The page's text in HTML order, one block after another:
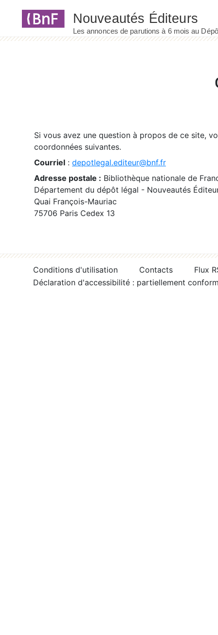
Si vous avez une question à propos de ce site,
coordonnées suivantes.
Courriel : depotlegal.editeur@bnf.fr
Adresse postale : Bibliothèque nationale de
Département du dépôt légal - Nouveautés
Quai François-Mauriac
75706 Paris Cedex 13
Conditions d'utilisation Contacts
Flux
Déclaration d'accessibilité : partiellement